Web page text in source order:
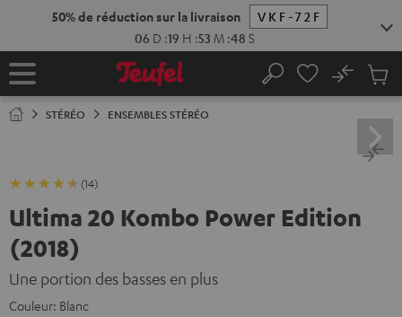
Page
Rechercher
No
panier
STÉRÉO ENSEMBLES STÉRÉO
(14)
Ultima 20 Kombo Power Edition
(2018)
Une portion des basses en plus
Couleur: Blanc